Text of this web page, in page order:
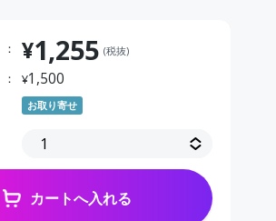
¥1,255 (税抜)
¥1,500
お取り寄せ
カートへ入れる